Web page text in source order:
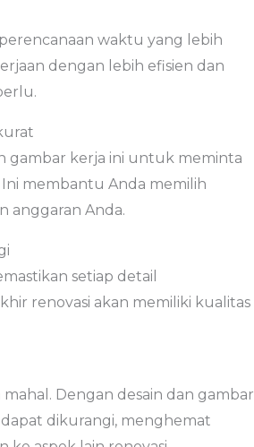
waktu yang lebih
dengan lebih efisien dan
gambar kerja ini untuk meminta
membantu Anda memilih
anggaran Anda.
setiap detail
renovasi akan memiliki kualitas
mahal. Dengan desain dan gambar
dikurangi, menghemat